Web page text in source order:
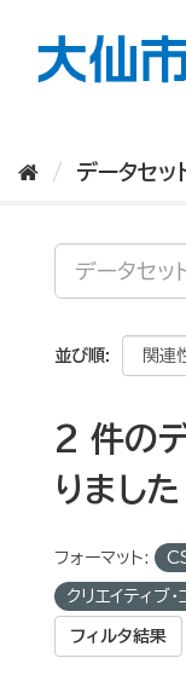
データセッ
並び順
2 件の
りました
フォーマット:
クリエイティブ
フィルタ結果